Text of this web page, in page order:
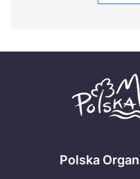
Polska